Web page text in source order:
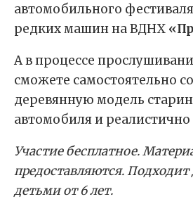
автомобильного
редких машин на ВДНХ
А в процессе
сможете самостоятельно
деревянную модель
автомобиля и реалистично
Участие бесплатное.
предоставляются. Подходит
детьми от 6 лет.